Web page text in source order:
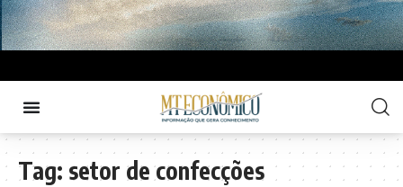
Tag: setor de confecções